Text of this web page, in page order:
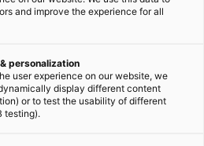
and improve the experience for all
personalization
user experience on our website, we
display different content
or to test the usability of different
testing).